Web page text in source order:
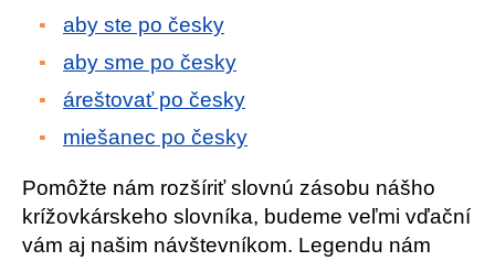
aby ste po česky
aby sme po česky
áreštovať po česky
miešanec po česky
Pomôžte nám rozšíriť slovnú zásobu nášho
krížovkárskeho slovníka, budeme veľmi vďační
vám aj našim návštevníkom. Legendu nám